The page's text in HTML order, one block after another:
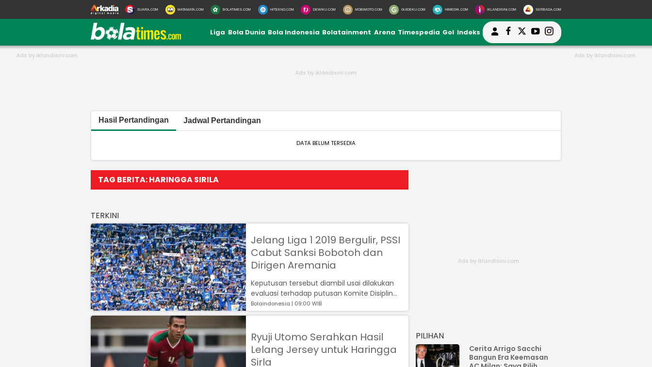
SUARA.COM MATAMATA.COM BOLATIMES.COM HITEKNO.COM DEWIKU.COM MOBIMOTO.COM GUIDEKU.COM HIMEDIK.COM IKLANDISINI.COM SERBADA.COM
Liga Bola Dunia Bola Indonesia Bolatainment Arena Timespedia Gol Indeks
Hasil Pertandingan Jadwal Pertandingan
DATA BELUM TERSEDIA
TAG BERITA: HARINGGA SIRILA
TERKINI
Jelang Liga 1 2019 Bergulir, PSSI
Cabut Sanksi Bobotoh dan
Dirigen Aremania
Keputusan tersebut diambil usai dilakukan
evaluasi terhadap putusan Komite Disiplin
(Komdis) PSSI....
Bolaindonesia | 09:00 WIB
Ryuji Utomo Serahkan Hasil
Lelang Jersey untuk Haringga
Sirla
PILIHAN
Cerita Arrigo Sacchi
Bangun Era Keemasan